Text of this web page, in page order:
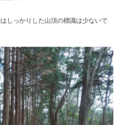
しっかりした山頂の標識は少ないで